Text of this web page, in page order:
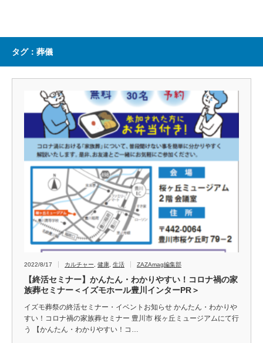
タグ：葬儀
2022/8/17 カルチャー 健康 生活 ZAZAmag編集部
【終活セミナー】かんたん・わかりやすい！コロナ禍の家
族葬セミナー＜イズモホール豊川インターPR＞
イズモ葬祭の終活セミナー・イベントお知らせ かんたん・わかりや
すい！コロナ禍の家族葬セミナー 豊川市 桜ヶ丘ミュージアムにて行
う 【かんたん・わかりやすい！コ…